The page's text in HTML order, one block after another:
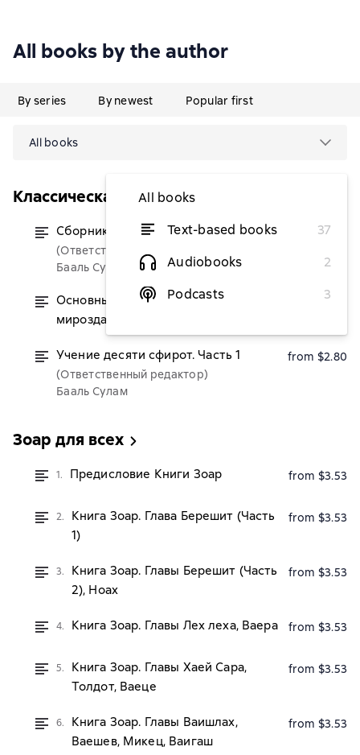
All books by the author
By series By newest Popular first
All books
All books
Text-based books
37
Audiobooks
2
Podcasts
3
Классическая каббала
Сборник трудов Бааль Сулама
(Ответственный редактор)
Бааль Сулам
from $2.80
Основные положения. Схема
мироздания. Система мироздания
from $2.80
Учение десяти сфирот. Часть 1
(Ответственный редактор)
Бааль Сулам
from $2.80
Зоар для всех
1. Предисловие Книги Зоар from $3.53
2.
Книга Зоар. Глава Берешит (Часть
1)
from $3.53
3.
Книга Зоар. Главы Берешит (Часть
2), Ноах
from $3.53
4. Книга Зоар. Главы Лех леха, Ваера from $3.53
5.
Книга Зоар. Главы Хаей Сара,
Толдот, Ваеце
from $3.53
6.
Книга Зоар. Главы Ваишлах,
Ваешев, Микец, Ваигаш
from $3.53